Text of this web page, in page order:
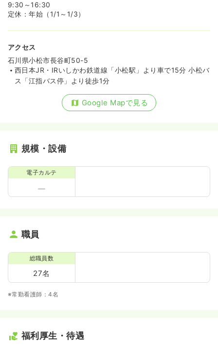
9:30～16:30
定休：年始（1/1～1/3）
アクセス
石川県小松市長谷町50-5
西日本JR・IRいしかわ鉄道線「小松駅」より車で15分 小松バ
ス「江指バス停」より徒歩1分
Google Mapで見る
規模・設備
電子カルテ
職員
総職員数
27名
※常勤看護師：4名
福利厚生・待遇